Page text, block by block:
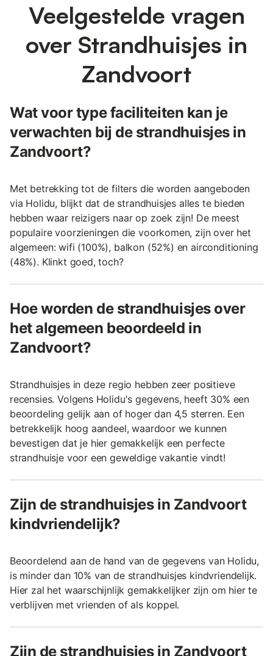
Veelgestelde vragen
over Strandhuisjes in
Zandvoort
Wat voor type faciliteiten kan je
verwachten bij de strandhuisjes in
Zandvoort?
Met betrekking tot de filters die worden aangeboden
via Holidu, blijkt dat de strandhuisjes alles te bieden
hebben waar reizigers naar op zoek zijn! De meest
populaire voorzieningen die voorkomen, zijn over het
algemeen: wifi (100%), balkon (52%) en airconditioning
(48%). Klinkt goed, toch?
Hoe worden de strandhuisjes over
het algemeen beoordeeld in
Zandvoort?
Strandhuisjes in deze regio hebben zeer positieve
recensies. Volgens Holidu's gegevens, heeft 30% een
beoordeling gelijk aan of hoger dan 4,5 sterren. Een
betrekkelijk hoog aandeel, waardoor we kunnen
bevestigen dat je hier gemakkelijk een perfecte
strandhuisje voor een geweldige vakantie vindt!
Zijn de strandhuisjes in Zandvoort
kindvriendelijk?
Beoordelend aan de hand van de gegevens van Holidu,
is minder dan 10% van de strandhuisjes kindvriendelijk.
Hier zal het waarschijnlijk gemakkelijker zijn om hier te
verblijven met vrienden of als koppel.
Zijn de strandhuisjes in Zandvoort